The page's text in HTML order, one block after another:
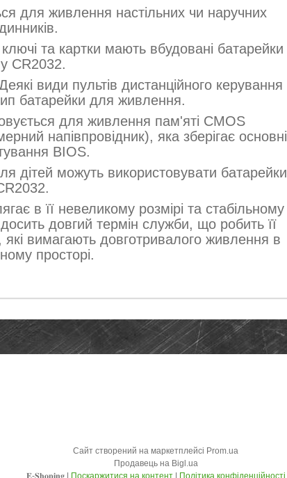
для живлення настільних чи наручних
та картки мають вбудовані батарейки
CR2032.
види пультів дистанційного керування
батарейки для живлення.
для живлення пам'яті CMOS
напівпровідник), яка зберігає основні
BIOS.
дітей можуть використовувати батарейки
в її невеликому розмірі та стабільному
довгий термін служби, що робить її
вимагають довготривалого живлення в
просторі.
Сайт створений на маркетплейсі Prom.ua
Продавець на Bigl.ua
Поскаржитися на контент Політика конфіденційності